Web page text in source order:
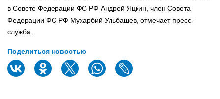
в Совете Федерации ФС РФ Андрей Яцкин, член Совета
Федерации ФС РФ Мухарбий Ульбашев, отмечает пресс-
служба.
Поделиться новостью